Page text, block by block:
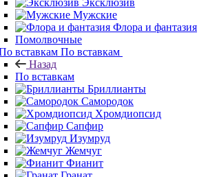
Эксклюзив
Мужские
Флора и фантазия
Помолвочные
По вставкам
Назад
По вставкам
Бриллианты
Самородок
Хромдиопсид
Сапфир
Изумруд
Жемчуг
Фианит